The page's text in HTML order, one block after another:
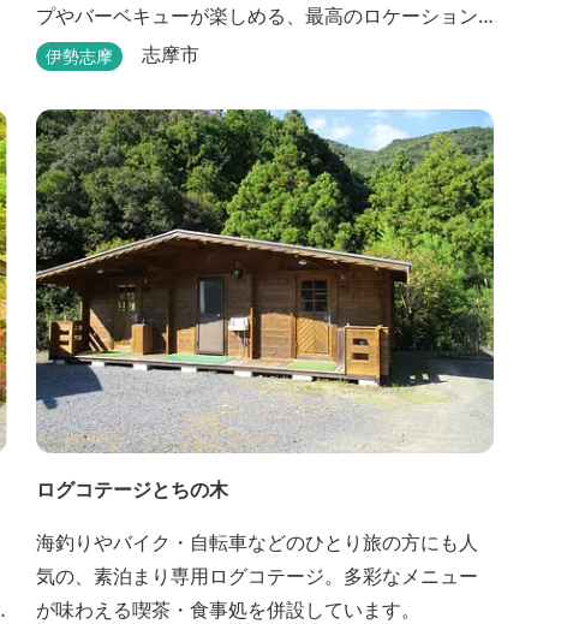
プやバーベキューが楽しめる、最高のロケーション
です。
伊勢志摩 志摩市
ログコテージとちの木
海釣りやバイク・自転車などのひとり旅の方にも人
気の、素泊まり専用ログコテージ。多彩なメニュー
が味わえる喫茶・食事処を併設しています。